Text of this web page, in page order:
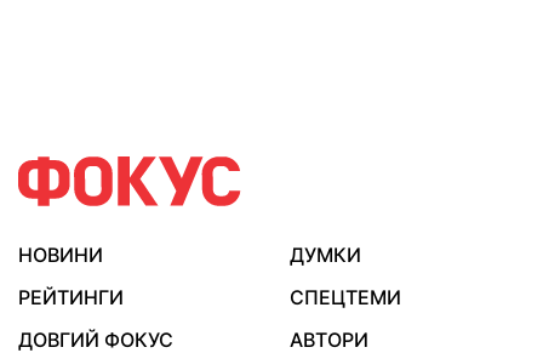
НОВИНИ
ДУМКИ
РЕЙТИНГИ
СПЕЦТЕМИ
ДОВГИЙ ФОКУС
АВТОРИ